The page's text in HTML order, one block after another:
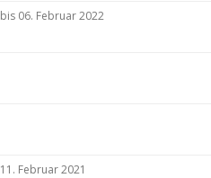
bis 06. Februar 2022
11. Februar 2021